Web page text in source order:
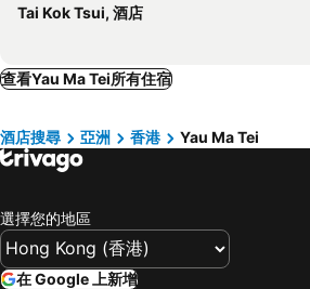
龍堡國際酒店
Oriental Hong Kong
香港上海湾红酒店
Sun Hua
M1油麻地酒店
香港遨凱酒店
Hotel 2
Mabuhay Hotel
Mei Foo Metro Station
Tiu Keng Leng Metro Station
Tai Kok Tsui, 酒店
查看Yau Ma Tei所有住宿
酒店搜尋 亞洲 香港 Yau Ma Tei
選擇您的地區
在 Google 上新增